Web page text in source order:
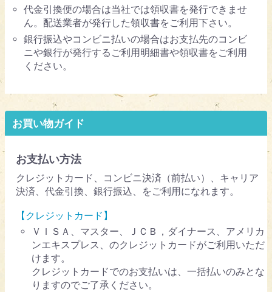
代金引換便の場合は当社では領収書を発行できませ
ん。配送業者が発行した領収書をご利用下さい。
銀行振込やコンビニ払いの場合はお支払先のコンビ
ニや銀行が発行するご利用明細書や領収書をご利用
ください。
お買い物ガイド
お支払い方法
クレジットカード、コンビニ決済（前払い）、キャリア
決済、代金引換、銀行振込、をご利用になれます。
【クレジットカード】
ＶＩＳＡ、マスター、ＪＣＢ，ダイナース、アメリカ
ンエキスプレス、のクレジットカードがご利用いただ
けます。
クレジットカードでのお支払いは、一括払いのみとな
りますのでご了承ください。